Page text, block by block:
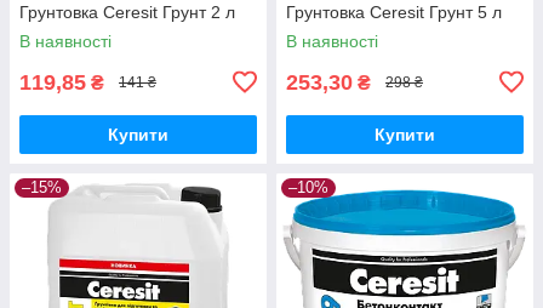
Грунтовка Ceresit Грунт 2 л
В наявності
119,85 ₴ 141 ₴
Купити
Грунтовка Ceresit Грунт 5 л
В наявності
253,30 ₴ 298 ₴
Купити
–15% –10%